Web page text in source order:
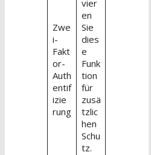
Zwe
i-
Fakt
or-
Auth
entif
izie
rung
vier
en
Sie
dies
e
Funk
tion
für
zusä
tzlic
hen
Schu
tz.